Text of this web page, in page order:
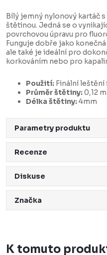
Bílý jemný nylonový kartáč
štětinou. Jedná se o
povrchovou úpravu pro
Funguje dobře jako
ale také je ideální pro
korkováním nebo pro
Použití: Finální
Průměr štětiny:0,12
Délka štětiny:4mm
Parametry produktu
Recenze
Diskuse
Značka
K tomuto